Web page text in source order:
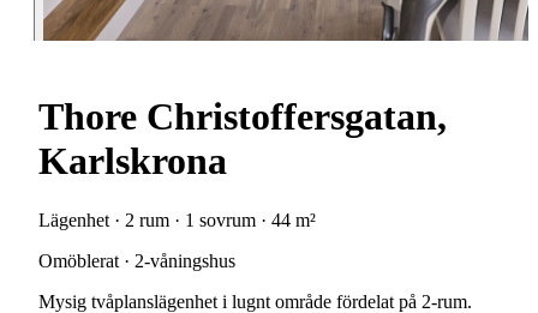
Thore Christoffersgatan,
Karlskrona
Lägenhet · 2 rum · 1 sovrum · 44 m²
Omöblerat · 2-våningshus
Mysig tvåplanslägenhet i lugnt område fördelat på 2-rum.